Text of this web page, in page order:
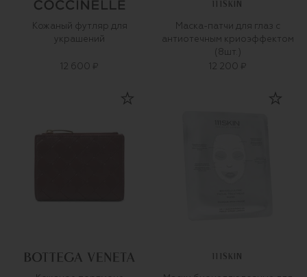
Кожаный футляр для
украшений
12 600 ₽
111SKIN
Маска-патчи для глаз с
антиотечным криоэффектом
(8шт.)
12 200 ₽
111SKIN